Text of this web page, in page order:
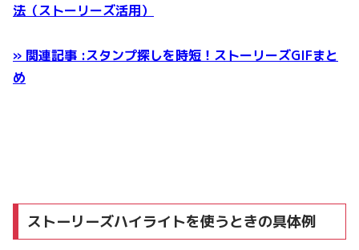
法（ストーリーズ活用）
» 関連記事 :スタンプ探しを時短！ストーリーズGIFまと
め
ストーリーズハイライトを使うときの具体例